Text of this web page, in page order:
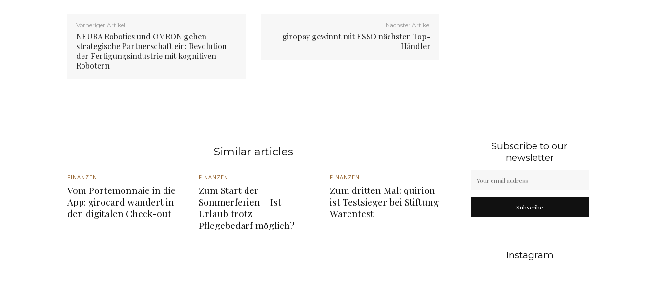
Vorheriger Artikel
NEURA Robotics und OMRON gehen
strategische Partnerschaft ein: Revolution
der Fertigungsindustrie mit kognitiven
Robotern
Nächster Artikel
giropay gewinnt mit ESSO nächsten Top-
Händler
Similar articles
FINANZEN
Vom Portemonnaie in die
App: girocard wandert in
den digitalen Check-out
FINANZEN
Zum Start der
Sommerferien – Ist
Urlaub trotz
Pflegebedarf möglich?
FINANZEN
Zum dritten Mal: quirion
ist Testsieger bei Stiftung
Warentest
Subscribe to our
newsletter
Subscribe
Instagram